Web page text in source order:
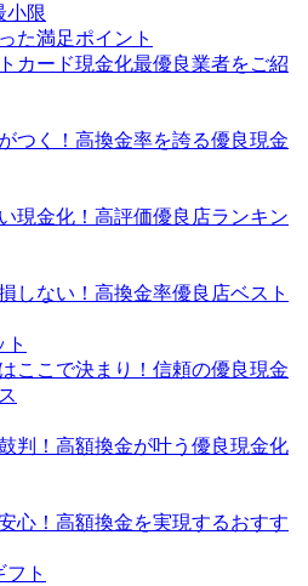
小限
た満足ポイント
カード現金化最優良業者をご紹
つく！高換金率を誇る優良現金
現金化！高評価優良店ランキン
しない！高換金率優良店ベスト
ここで決まり！信頼の優良現金
判！高額換金が叶う優良現金化
心！高額換金を実現するおすす
ト